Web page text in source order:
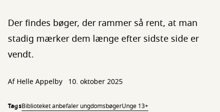
Der findes bøger, der rammer så rent, at man
stadig mærker dem længe efter sidste side er
vendt.
Af Helle Appelby 10. oktober 2025
TagsBiblioteket anbefaler ungdomsbøgerUnge 13+